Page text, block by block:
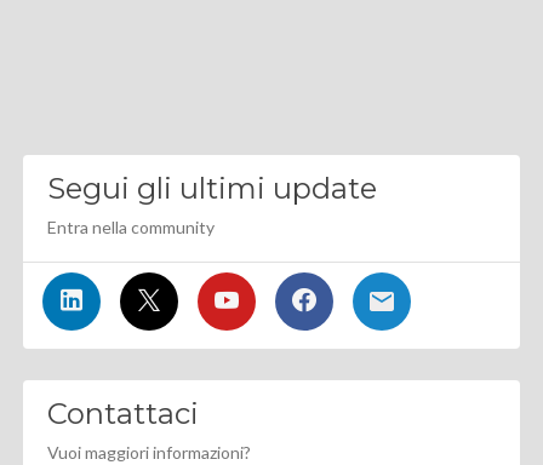
Segui gli ultimi update
Entra nella community
Contattaci
Vuoi maggiori informazioni?